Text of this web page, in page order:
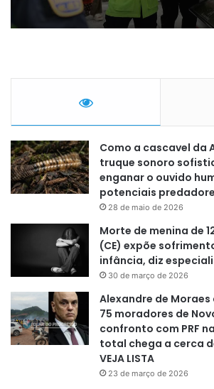
Como a cascavel da
truque sonoro
enganar o ouvido
potenciais
28 de maio de 2026
Morte de menina de
(CE) expõe
infância, diz
30 de março de 2026
Alexandre de
75 moradores de
confronto com PRF
total chega a cerca
VEJA LISTA
23 de março de 2026